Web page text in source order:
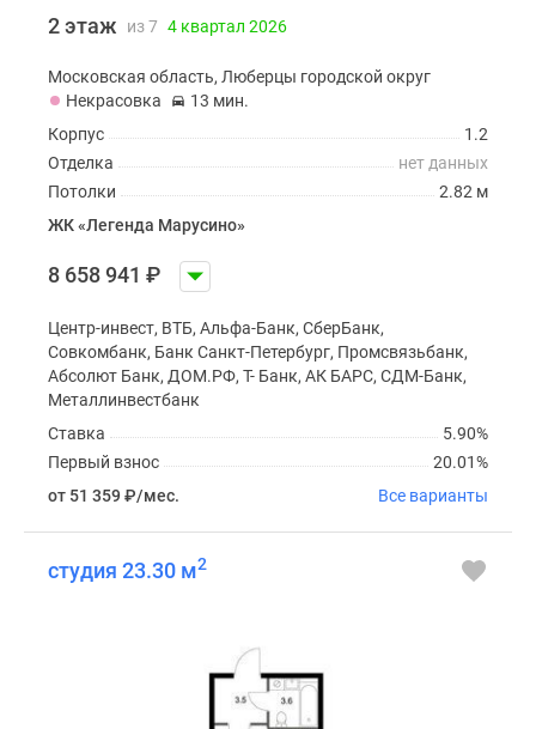
2 этаж из 7 4 квартал 2026
Московская область, Люберцы городской округ
Некрасовка
13 мин.
1.2
Корпус
нет данных
Отделка
2.82 м
Потолки
ЖК «Легенда Марусино»
8 658 941 ₽
Центр-инвест, ВТБ, Альфа-Банк, СберБанк,
Совкомбанк, Банк Санкт-Петербург, Промсвязьбанк,
Абсолют Банк, ДОМ.РФ, Т- Банк, АК БАРС, СДМ-Банк,
Металлинвестбанк
5.90%
Ставка
20.01%
Первый взнос
от 51 359 ₽/мес. Все варианты
студия 23.30 м2